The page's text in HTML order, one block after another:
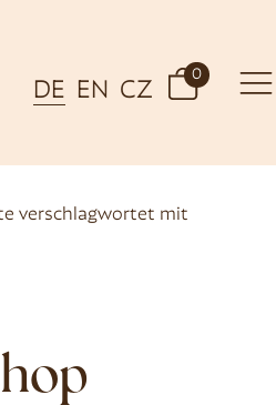
DE EN CZ
0
verschlagwortet mit